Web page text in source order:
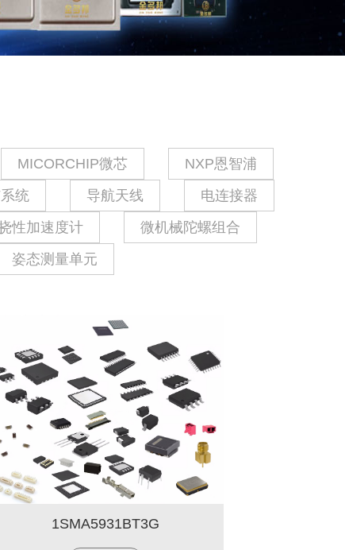
MICORCHIP微芯
NXP恩智浦
统 导航天线
电连接器
性加速度计
微机械陀螺组合
姿态测量单元
1SMA5931BT3G